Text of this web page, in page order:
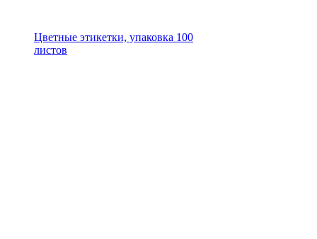
Цветные этикетки, упаковка 100
листов